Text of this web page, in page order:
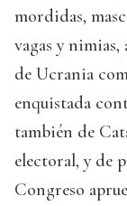
mordidas,
vagas y
de Ucrania
enquistada
también de
electoral, y de
Congreso